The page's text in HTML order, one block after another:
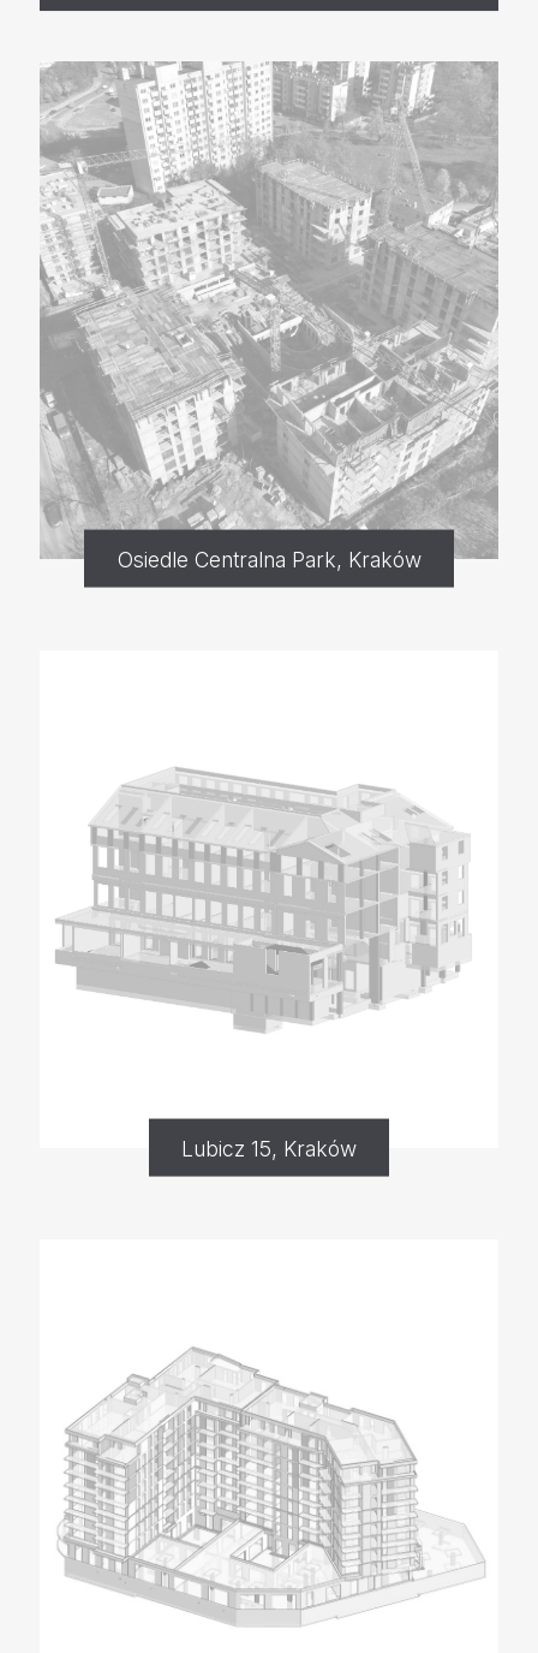
Osiedle Centralna Park, Kraków
Lubicz 15, Kraków